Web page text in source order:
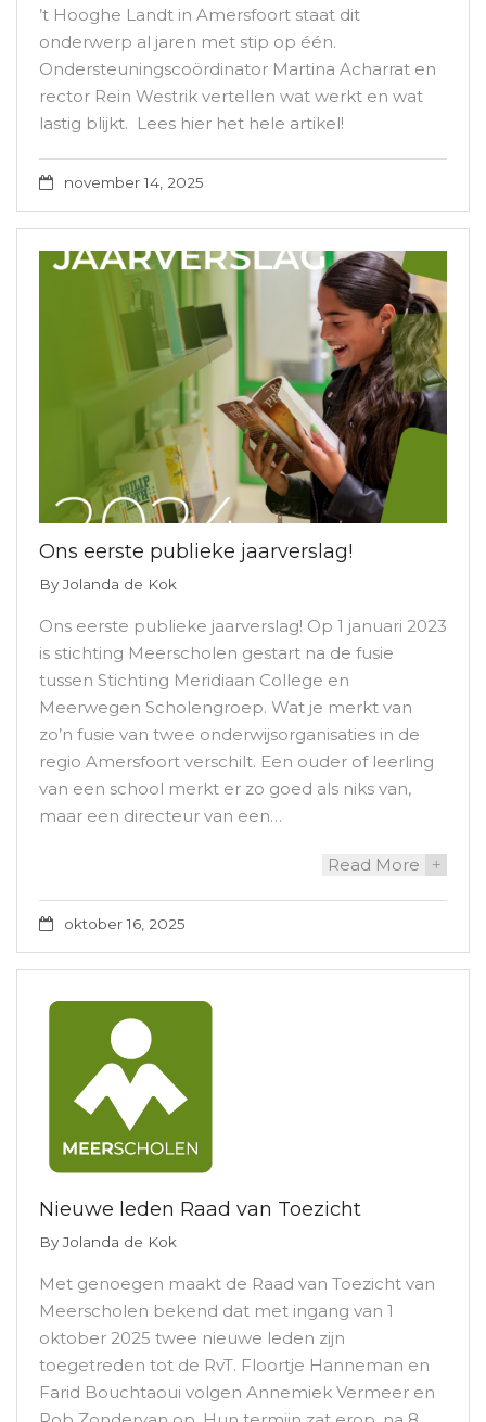
’t Hooghe Landt in Amersfoort staat dit
onderwerp al jaren met stip op één.
Ondersteuningscoördinator Martina Acharrat en
rector Rein Westrik vertellen wat werkt en wat
lastig blijkt. Lees hier het hele artikel!
november 14, 2025
Ons eerste publieke jaarverslag!
By Jolanda de Kok
Ons eerste publieke jaarverslag! Op 1 januari 2023
is stichting Meerscholen gestart na de fusie
tussen Stichting Meridiaan College en
Meerwegen Scholengroep. Wat je merkt van
zo’n fusie van twee onderwijsorganisaties in de
regio Amersfoort verschilt. Een ouder of leerling
van een school merkt er zo goed als niks van,
maar een directeur van een…
Read More +
oktober 16, 2025
Nieuwe leden Raad van Toezicht
By Jolanda de Kok
Met genoegen maakt de Raad van Toezicht van
Meerscholen bekend dat met ingang van 1
oktober 2025 twee nieuwe leden zijn
toegetreden tot de RvT. Floortje Hanneman en
Farid Bouchtaoui volgen Annemiek Vermeer en